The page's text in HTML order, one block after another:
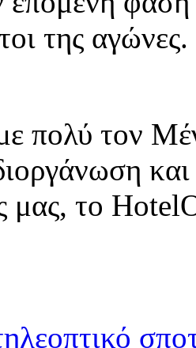
της αγώνες.
πολύ τον
μας, το